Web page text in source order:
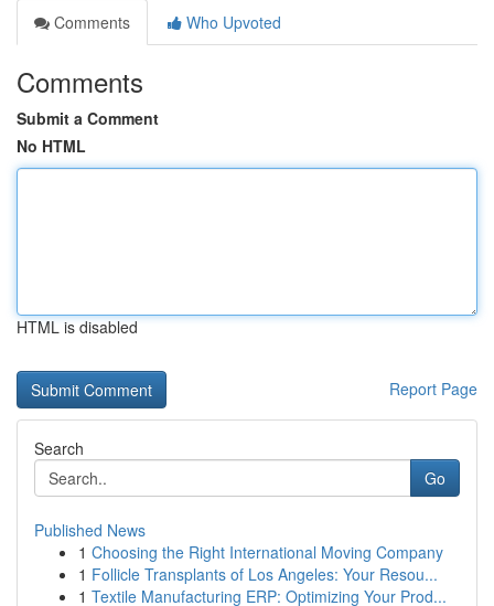
Comments
Who Upvoted
Comments
Submit a Comment
No HTML
HTML is disabled
Report Page
Search
Go
Published News
1 Choosing the Right International Moving Company
1 Follicle Transplants of Los Angeles: Your Resou...
1 Textile Manufacturing ERP: Optimizing Your Prod...